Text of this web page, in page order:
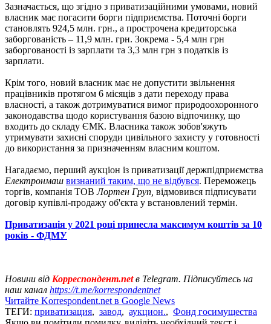
Зазначається, що згідно з приватизаційними умовами, новий
власник має погасити борги підприємства. Поточні борги
становлять 924,5 млн. грн., а прострочена кредиторська
заборгованість – 11,9 млн. грн. Зокрема - 5,4 млн грн
заборгованості із зарплати та 3,3 млн грн з податків із
зарплати.
Крім того, новий власник має не допустити звільнення
працівників протягом 6 місяців з дати переходу права
власності, а також дотримуватися вимог природоохоронного
законодавства щодо користування базою відпочинку, що
входить до складу ЄМК. Власника також зобов'яжуть
утримувати захисні споруди цивільного захисту у готовності
до використання за призначенням власним коштом.
Нагадаємо, перший аукціон із приватизації держпідприємства
Електронмаш визнаний таким, що не відбувся. Переможець
торгів, компанія ТОВЛортен Груп, відмовився підписувати
договір купівлі-продажу об'єкта у встановлений термін.
Приватизація у 2021 році принесла максимум коштів за 10
років - ФДМУ
Новини від Корреспондент.netв Telegram. Підписуйтесь на
наш канал https://t.me/korrespondentnet
Читайте Korrespondent.net в Google News
ТЕГИ: приватизация, завод, аукцион., Фонд госимущества